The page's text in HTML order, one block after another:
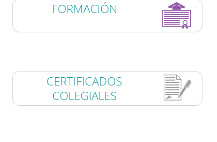
FORMACIÓN
CERTIFICADOS
COLEGIALES